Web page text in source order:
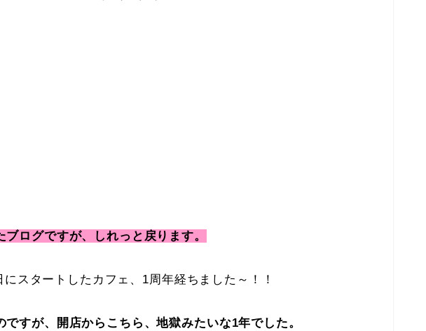
ログですが、しれっと戻ります。
スタートしたカフェ、1周年経ちました～！！
ですが、開店からこちら、地獄みたいな1年でした。